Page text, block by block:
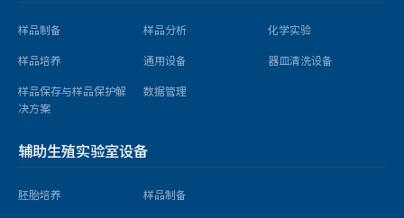
样品制备 样品分析
化学实验
样品培养
通用设备
器皿清洗设备
样品保存与样品保护解
决方案
数据管理
辅助生殖实验室设备
胚胎培养 样品制备